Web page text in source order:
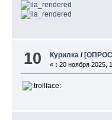
10 Курилка /
« : 20 ноября 2025,